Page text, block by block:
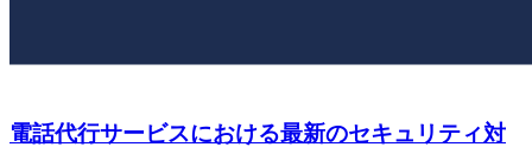
電話代行サービスにおける最新のセキュリティ対